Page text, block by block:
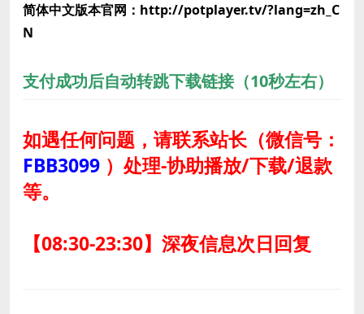
简体中文版本官网：http://potplayer.tv/?lang=zh_C
N
支付成功后自动转跳下载链接（10秒左右）
如遇任何问题，请联系站长（微信号：
FBB3099 ） 处理-协助播放/下载/退款
等。
【08:30-23:30】深夜信息次日回复